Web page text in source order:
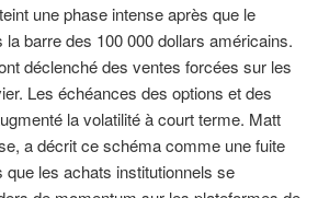
une phase intense après que le
barre des 100 000 dollars américains.
déclenché des ventes forcées sur les
Les échéances des options et des
la volatilité à court terme. Matt
a décrit ce schéma comme une fuite
que les achats institutionnels se